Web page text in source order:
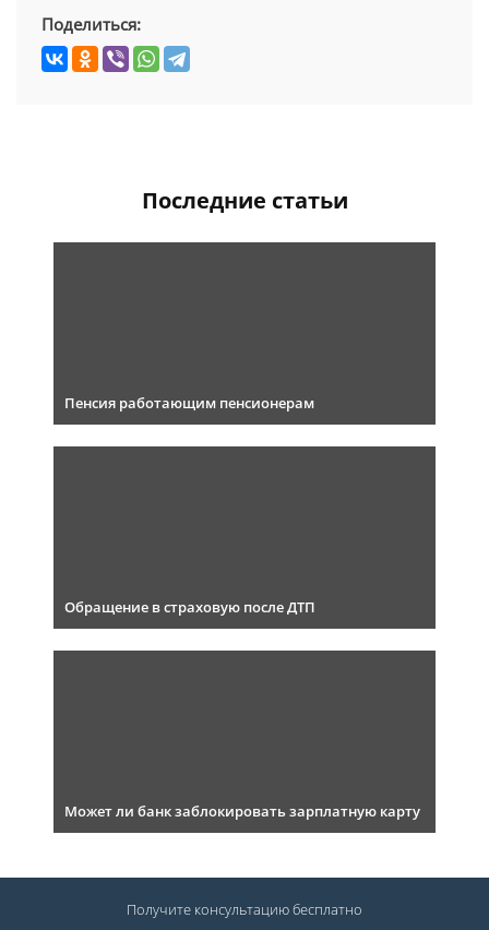
Поделиться:
Последние статьи
Пенсия работающим пенсионерам
Обращение в страховую после ДТП
Может ли банк заблокировать зарплатную карту
Получите консультациюбесплатно